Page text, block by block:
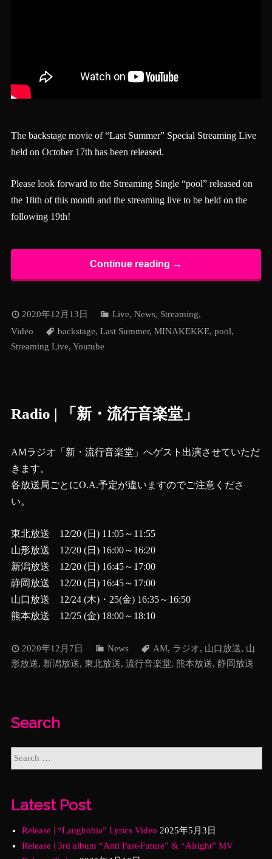
The backstage movie of“Last Summer” Special Streaming Live
held on October 17th has been released.
Please look forward to the Streaming Single “pool” released on
the 18th of this month and the streaming live to be held on the
following 19th!
Continue reading →
2020年12月13日 Live, News, Streaming,
Video
backstage, Last Summer, MINAKEKKE, pool,
Streaming Live, Youtube
Radio | 「新・流行音楽堂」
AMラジオ「新・流行音楽堂」へゲスト出演させていただ
きます。
各放送局ごとにO.A.予定が違いますのでご注意くださ
い。
東北放送 12/20 (日) 11:05～11:55
山形放送 12/20 (日) 16:00～16:20
新潟放送 12/20 (日) 16:45～17:00
静岡放送 12/20 (日) 16:45～17:00
山口放送 12/24 (木)・25(金) 16:35～16:50
熊本放送 12/25 (金) 18:00～18:10
2020年12月7日 News AM, ラジオ, 山口放送, 山
形放送, 新潟放送, 東北放送, 流行音楽堂, 熊本放送, 静岡放送
Search
Latest Post
Release | “Laughobia” Lyrics Video 2025年5月3日
Release | 3rd album “Anti Past-Future” & “Alright” MV